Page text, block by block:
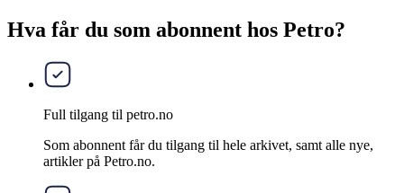
Hva får du som abonnent hos Petro?
Full tilgang til petro.no
Som abonnent får du tilgang til hele arkivet, samt alle nye,
artikler på Petro.no.